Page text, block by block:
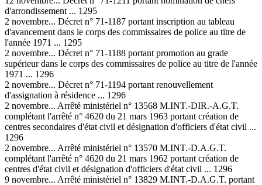
d'arrondissement ... 1295
2 novembre... Décret n° 71-1187 portant inscription au tableau
d'avancement dans le corps des commissaires de police au titre de
l'année 1971 ... 1295
2 novembre... Décret n° 71-1188 portant promotion au grade
supérieur dans le corps des commissaires de police au titre de l'année
1971 ... 1296
2 novembre... Décret n° 71-1194 portant renouvellement
d'assignation à résidence ... 1296
2 novembre... Arrêté ministériel n° 13568 M.INT.-DIR.-A.G.T.
complétant l'arrêté n° 4620 du 21 mars 1963 portant création de
centres secondaires d'état civil et désignation d'officiers d'état civil ...
1296
2 novembre... Arrêté ministériel n° 13570 M.INT.-D.A.G.T.
complétant l'arrêté n° 4620 du 21 mars 1962 portant création de
centres d'état civil et désignation d'officiers d'état civil ... 1296
9 novembre... Arrêté ministériel n° 13829 M.INT.-D.A.G.T. portant